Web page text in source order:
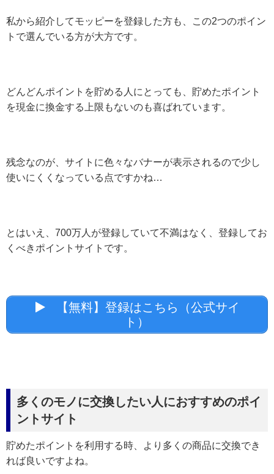
私から紹介してモッピーを登録した方も、この2つのポイン
トで選んでいる方が大方です。
どんどんポイントを貯める人にとっても、貯めたポイント
を現金に換金する上限もないのも喜ばれています。
残念なのが、サイトに色々なバナーが表示されるので少し
使いにくくなっている点ですかね…
とはいえ、700万人が登録していて不満はなく、登録してお
くべきポイントサイトです。
【無料】登録はこちら（公式サイ
ト）
多くのモノに交換したい人におすすめのポイ
ントサイト
貯めたポイントを利用する時、より多くの商品に交換でき
れば良いですよね。